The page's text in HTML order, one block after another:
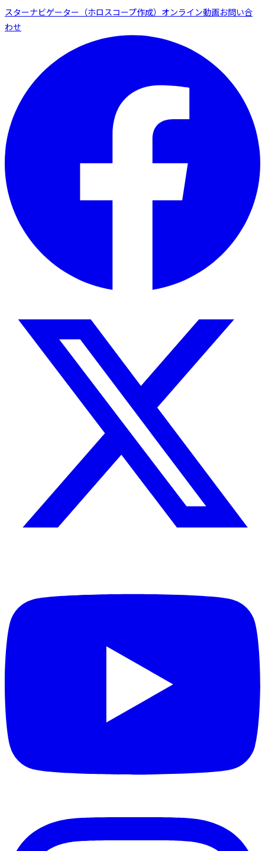
スターナビゲーター（ホロスコープ作成） オンライン動画お問い合
わせ